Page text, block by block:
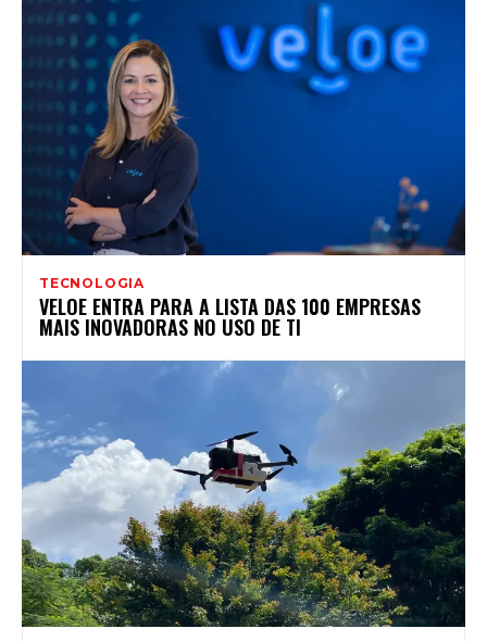
TECNOLOGIA
VELOE ENTRA PARA A LISTA DAS 100 EMPRESAS
MAIS INOVADORAS NO USO DE TI